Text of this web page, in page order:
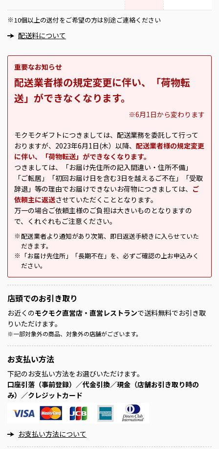
※ 10個以上の送付をご希望の方は別途ご連絡ください
配送料について
重要なお知らせ
配送業者様の規定変更に伴い、「荷物転
送」ができなくなります。
※6月1日から変わります
モクモクギフトにつきましては、配送業務を委託して行って
おりますが、2023年6月1日(木）以降、 配送業者様の規定変更
に伴い、「荷物転送」ができなくなります。
つきましては、「お届け先住所の記入間違い・住所不備」
「ご転居」「初回お届け日を含む3日を越えるご不在」「受取
辞退」等の理由でお届けできないお荷物につきましては、 ご
依頼主に返送させていただくこととなります。
万一の場合ご依頼主様のご負担は大きいものとなりますの
で、くれぐれもご注意ください。
※ 配送業者より通知があり次第、即日返送手続きに入らせていた
だきます。
※
「お届け先住所」「長期不在」を、必ずご確認の上お申込みく
ださい。
店頭でのお引き取り
お近くのモクモク直営店・直営レストランで送料無料でお引き取
りいただけます。
※一部対象外の商品、対象外の店舗がございます。
お支払い方法
下記のお支払い方法をお選びいただけます。
口座引落（事前登録）／代金引換／現金（店舗お引き取り時の
み）／クレジットカード
お支払い方法について